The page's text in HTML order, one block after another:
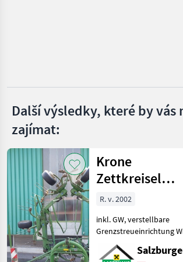
Fella
Zobrazit
MARKETPLACE
Marketplace
Nabídky
prodejců
Inzeráty
Další výsledky, které by vás
zajímat:
Krone
Zettkreisel
6.70/6
R. v. 2002
inkl. GW, verstellbare
Grenzstreueinrichtung
bitten telefonisch oder
Mail Ihren Besuch